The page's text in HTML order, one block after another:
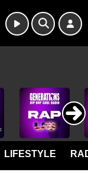
LIFESTYLE